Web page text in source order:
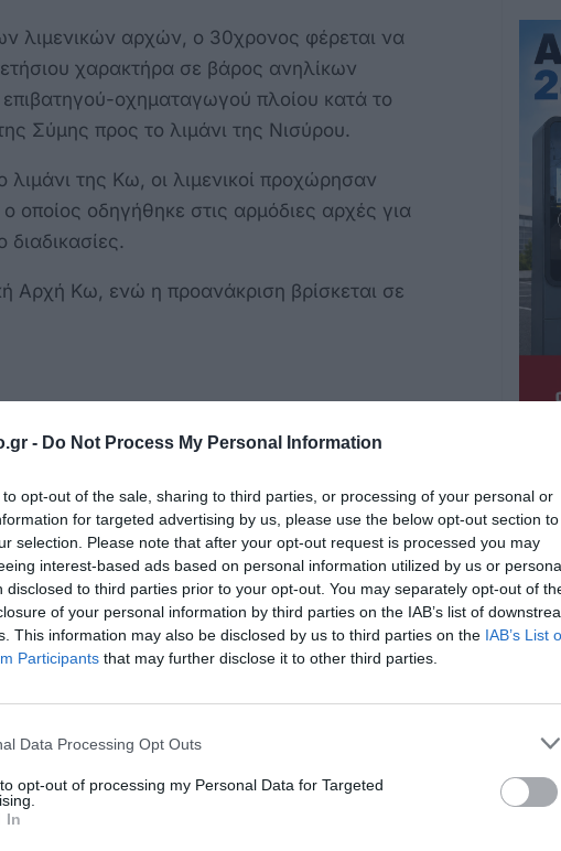
- Do Not Process My Personal Information
to opt-out of the sale, sharing to third parties, or processing of your personal or
for targeted advertising by us, please use the below opt-out section to
selection. Please note that after your opt-out request is processed you may
interest-based ads based on personal information utilized by us or
disclosed to third parties prior to your opt-out. You may separately opt-out of
of your personal information by third parties on the IAB’s list of
This information may also be disclosed by us to third parties on the IAB’s List
Participants that may further disclose it to other third parties.
Data Processing Opt Outs
opt-out of processing my Personal Data for Targeted
In
λιμενικών αρχών, ο 30χρονος φέρεται να
χαρακτήρα σε βάρος ανηλίκων
οχηματαγωγού πλοίου κατά το
Σύμης προς το λιμάνι της Νισύρου.
της Κω, οι λιμενικοί προχώρησαν
οδηγήθηκε στις αρμόδιες αρχές για
Αρχή Κω, ενώ η προανάκριση βρίσκεται σε
δειλίας και χυδαιότητας!